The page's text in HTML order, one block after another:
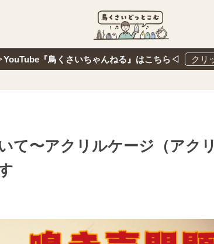
『鳥くさいちゃんねる』はこちら◁
て〜アクリルケージ（アクリ